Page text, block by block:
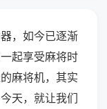
，如今已逐渐
起享受麻将时
麻将机，其实
天，就让我们